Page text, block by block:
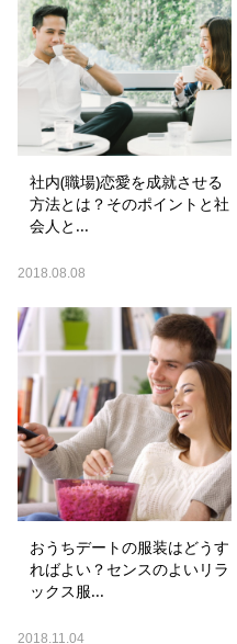
社内(職場)恋愛を成就させる
方法とは？そのポイントと社
会人と...
2018.08.08
おうちデートの服装はどうす
ればよい？センスのよいリラ
ックス服...
2018.11.04